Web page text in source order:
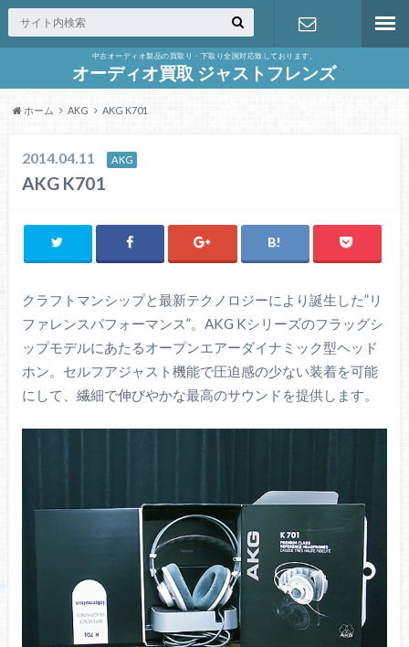
中古オーディオ製品の買取り・下取り全国対応致しております。
オーディオ買取 ジャストフレンズ
お問合せ
ホーム AKG AKG K701
2014.04.11 AKG
AKG K701
クラフトマンシップと最新テクノロジーにより誕生した”リ
ファレンスパフォーマンス”。AKG Kシリーズのフラッグシ
ップモデルにあたるオープンエアーダイナミック型ヘッド
ホン。セルフアジャスト機能で圧迫感の少ない装着を可能
にして、繊細で伸びやかな最高のサウンドを提供します。